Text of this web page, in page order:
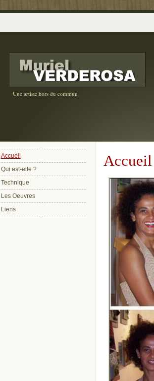
Une artiste hors du commun
Accueil
Qui est-elle ?
Technique
Les Oeuvres
Liens
Accueil